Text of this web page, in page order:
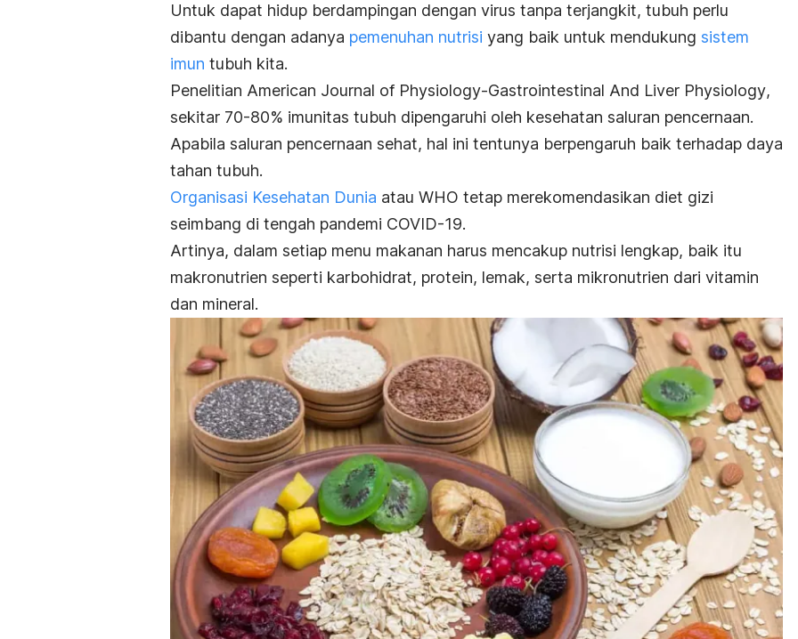
Untuk dapat hidup berdampingan dengan virus tanpa terjangkit, tubuh perlu
dibantu dengan adanya pemenuhan nutrisi yang baik untuk mendukung sistem
imun tubuh kita.
Penelitian American Journal of Physiology-Gastrointestinal And Liver Physiology,
sekitar 70-80% imunitas tubuh dipengaruhi oleh kesehatan saluran pencernaan.
Apabila saluran pencernaan sehat, hal ini tentunya berpengaruh baik terhadap daya
tahan tubuh.
Organisasi Kesehatan Dunia atau WHO tetap merekomendasikan diet gizi
seimbang di tengah pandemi COVID-19.
Artinya, dalam setiap menu makanan harus mencakup nutrisi lengkap, baik itu
makronutrien seperti karbohidrat, protein, lemak, serta mikronutrien dari vitamin
dan mineral.